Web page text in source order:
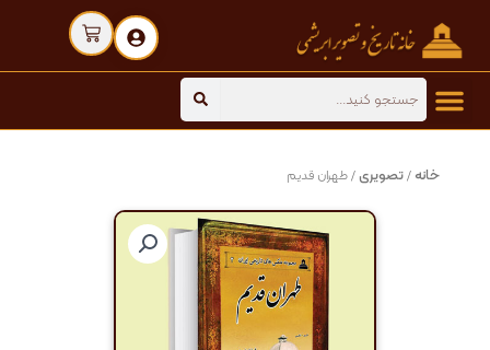
محتوا
Cart
Search
خانه /تصویری/ طهران قدیم